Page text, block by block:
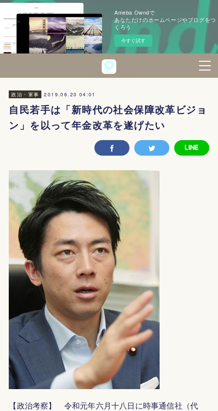
Ameba Owndで
あなただけのホームページやブログをつ
くろう
今すぐ試す
政治・軍事 2019.06.20 04:01
自民若手は「新時代の社会保障改革ビジョ
ン」を以って年金改革を遂げたい
【政治考察】 令和元年六月十八日に時事通信社（代